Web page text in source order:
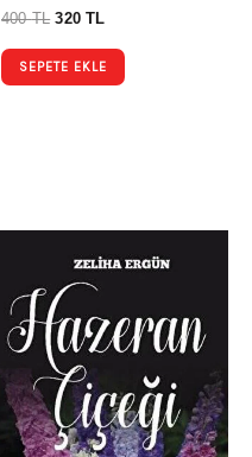
400TL 320TL
SEPETE EKLE